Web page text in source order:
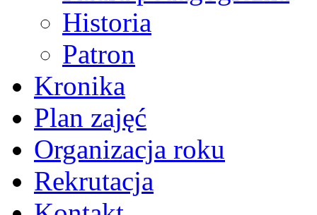
Historia
Patron
Kronika
Plan zajęć
Organizacja roku
Rekrutacja